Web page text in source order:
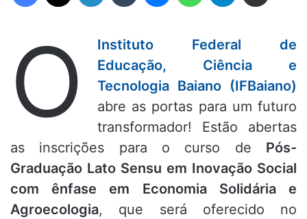
O
Instituto Federal de
Educação, Ciência e
Tecnologia Baiano (IFBaiano)
abre as portas para um futuro
transformador! Estão abertas
as inscrições para o curso de Pós-
Graduação Lato Sensu em Inovação Social
com ênfase em Economia Solidária e
Agroecologia, que será oferecido no